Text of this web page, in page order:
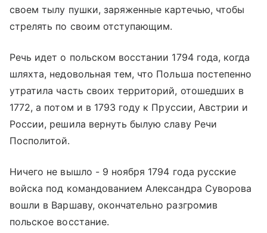
своем тылу пушки, заряженные картечью, чтобы
стрелять по своим отступающим.
Речь идет о польском восстании 1794 года, когда
шляхта, недовольная тем, что Польша постепенно
утратила часть своих территорий, отошедших в
1772, а потом и в 1793 году к Пруссии, Австрии и
России, решила вернуть былую славу Речи
Посполитой.
Ничего не вышло - 9 ноября 1794 года русские
войска под командованием Александра Суворова
вошли в Варшаву, окончательно разгромив
польское восстание.